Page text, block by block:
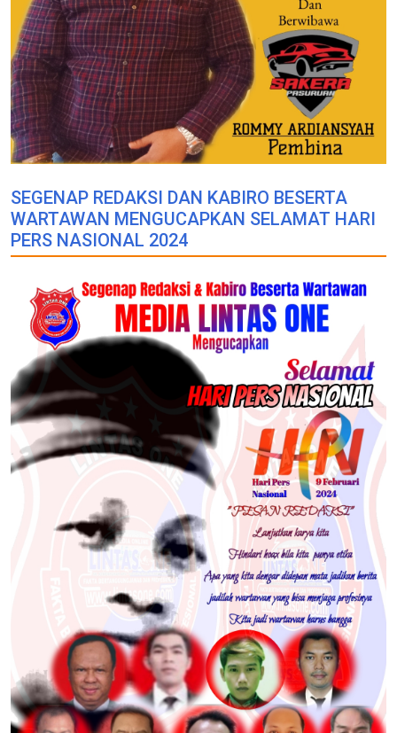
SEGENAP REDAKSI DAN KABIRO BESERTA
WARTAWAN MENGUCAPKAN SELAMAT HARI
PERS NASIONAL 2024